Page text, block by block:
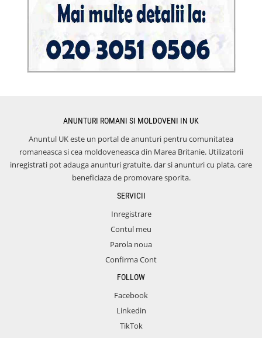
ANUNTURI ROMANI SI MOLDOVENI IN UK
Anuntul UK este un portal de anunturi pentru comunitatea
romaneasca si cea moldoveneasca din Marea Britanie. Utilizatorii
inregistrati pot adauga anunturi gratuite, dar si anunturi cu plata, care
beneficiaza de promovare sporita.
SERVICII
Inregistrare
Contul meu
Parola noua
Confirma Cont
FOLLOW
Facebook
Linkedin
TikTok